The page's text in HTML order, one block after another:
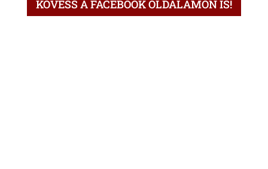
KÖVESS A FACEBOOK OLDALAMON IS!